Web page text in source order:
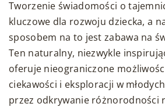
Tworzenie świadomości o
kluczowe dla rozwoju dziecka, a
sposobem na to jest zabawa na
Ten naturalny, niezwykle
oferuje nieograniczone
ciekawości i eksploracji w
przez odkrywanie różnorodności